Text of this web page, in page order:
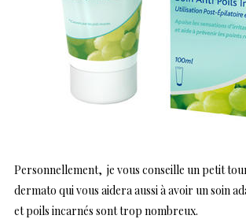
Personnellement, je vous conseille un petit
dermato qui vous aidera aussi à avoir un soin
et poils incarnés sont trop nombreux.